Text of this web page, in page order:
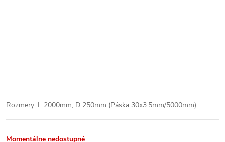
Rozmery: L 2000mm, D 250mm (Páska 30x3.5mm/5000mm)
Momentálne nedostupné